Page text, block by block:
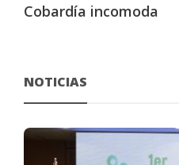
Cobardía incomoda
NOTICIAS